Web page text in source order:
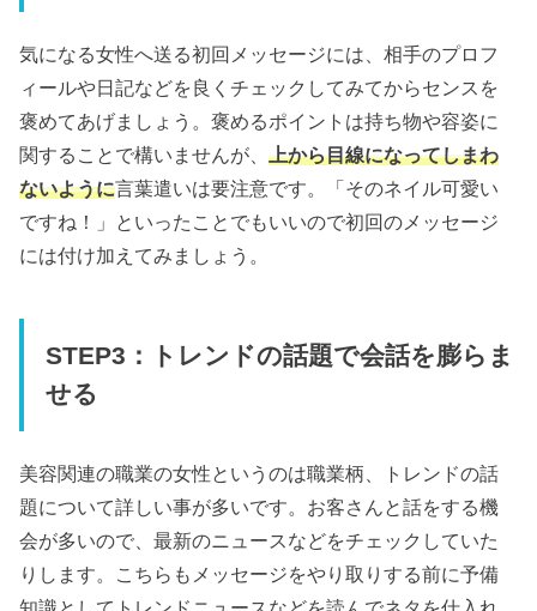
気になる女性へ送る初回メッセージには、相手のプロフ
ィールや日記などを良くチェックしてみてからセンスを
褒めてあげましょう。褒めるポイントは持ち物や容姿に
関することで構いませんが、上から目線になってしまわ
ないように言葉遣いは要注意です。「そのネイル可愛い
ですね！」といったことでもいいので初回のメッセージ
には付け加えてみましょう。
STEP3：トレンドの話題で会話を膨らま
せる
美容関連の職業の女性というのは職業柄、トレンドの話
題について詳しい事が多いです。お客さんと話をする機
会が多いので、最新のニュースなどをチェックしていた
りします。こちらもメッセージをやり取りする前に予備